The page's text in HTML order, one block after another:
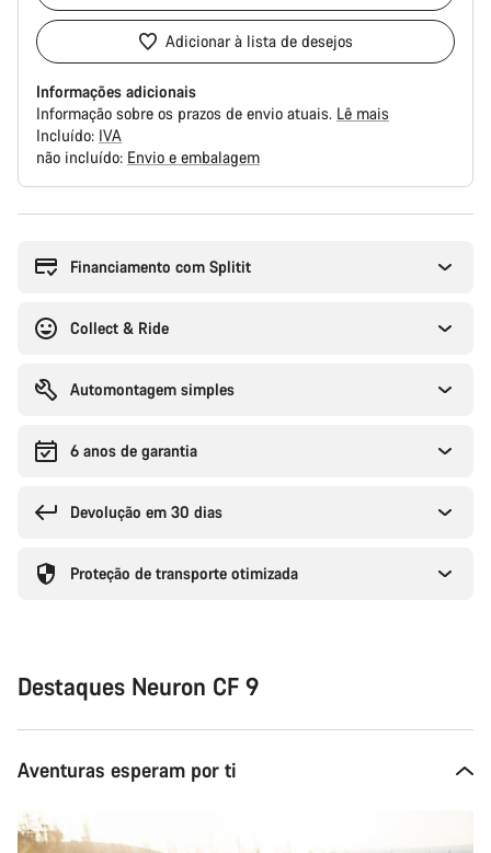
Adicionar à lista de desejos
Informações adicionais
Informação sobre os prazos de envio atuais. Lê mais
Incluído: IVA
não incluído: Envio e embalagem
compra
Financiamento com Splitit
Collect & Ride
Automontagem simples
6 anos de garantia
Devolução em 30 dias
Proteção de transporte otimizada
Destaques Neuron CF 9
Aventuras esperam por ti